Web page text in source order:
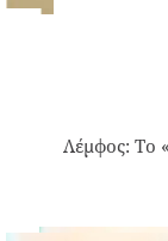
Λέμφος: Το